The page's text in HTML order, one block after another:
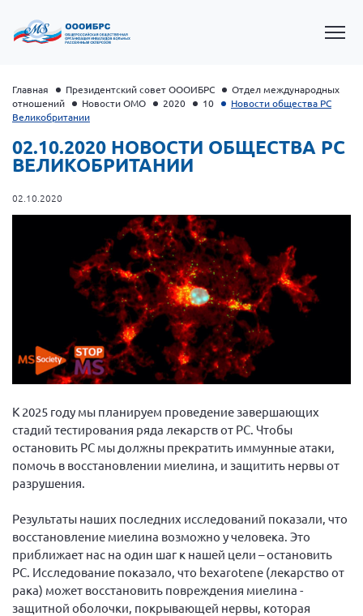
Президент Власов Я.В.
Первый вице-президент Кичигина Н. Ф.
Генеральный директор Матвиевская О.В.
Вице-президент Зрячева Н.В.
Вице-президент Шишлянников Ф.В.
Отдел международных отношений
Вице-президент Черненко Д.Е.
Вице-президент Цикорин И.В.
Вице-президент Груба Л.В.
Главный бухгалтер Жаворонкова Г.М.
Конференция ОООИБРС 2026
Главная Президентский совет ОООИБРС
Отдел международных
отношений
Новости ОМО 2020 10
Новости общества РС
Великобритании
02.10.2020 НОВОСТИ ОБЩЕСТВА РС
ВЕЛИКОБРИТАНИИ
02.10.2020
К 2025 году мы планируем проведение завершающих
стадий тестирования ряда лекарств от РС. Чтобы
остановить РС мы должны прекратить иммунные атаки,
помочь в восстановлении миелина, и защитить нервы от
разрушения.
Результаты наших последних исследований показали, что
восстановление миелина возможно у человека. Это
приближает нас на один шаг к нашей цели – остановить
РС. Исследование показало, что bexarotene (лекарство от
рака) может восстановить повреждения миелина -
защитной оболочки, покрывающей нервы, которая